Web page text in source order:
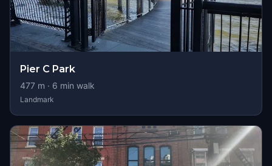
Pier C Park
477 m · 6 min walk
Landmark